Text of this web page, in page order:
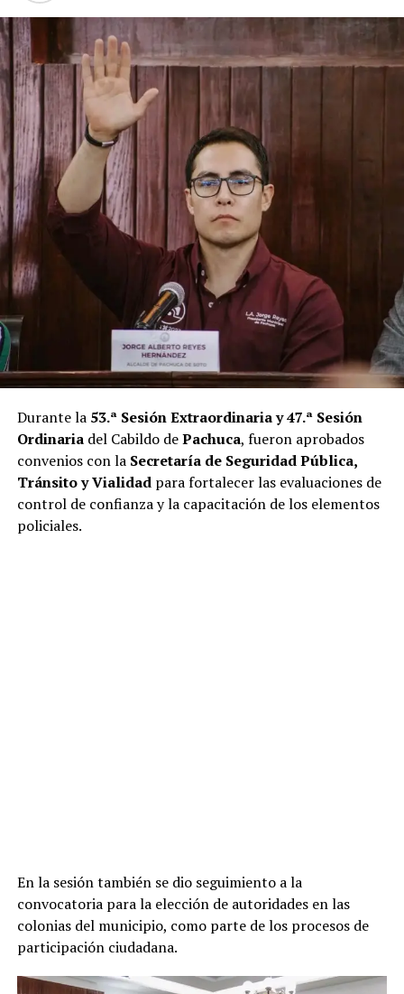
Durante la 53.ª Sesión Extraordinaria y 47.ª Sesión
Ordinariadel Cabildo dePachuca, fueron aprobados
convenios con la Secretaría de Seguridad Pública,
Tránsito y Vialidadpara fortalecer las evaluaciones de
control de confianza y la capacitación de los elementos
policiales.
En la sesión también se dio seguimiento a la
convocatoria para la elección de autoridades en las
colonias del municipio, como parte de los procesos de
participación ciudadana.